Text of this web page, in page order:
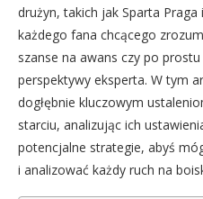
drużyn, takich jak Sparta
każdego fana chcącego
szanse na awans czy po
perspektywy eksperta. W tym
dogłębnie kluczowym
starciu, analizując ich
potencjalne strategie, abyś
i analizować każdy ruch na